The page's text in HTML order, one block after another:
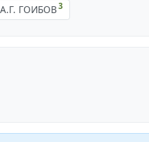
А.Г. ГОИБОВ 3